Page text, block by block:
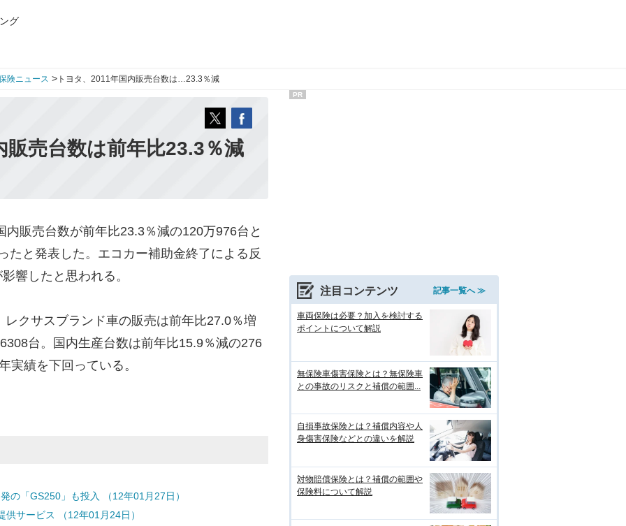
グ
険ニュース > トヨタ、2011年国内販売台数は…23.3％減
売台数は前年比23.3％減
販売台数が前年比23.3％減の120万976台と
たと発表した。エコカー補助金終了による反
響したと思われる。
クサスブランド車の販売は前年比27.0％増
台。国内生産台数は前年比15.9％減の276
実績を下回っている。
「GS250」も投入 （12年01月27日）
サービス （12年01月24日）
PR
注目コンテンツ 記事一覧へ ≫
車両保険は必要？加入を検討する
ポイントについて解説
無保険車傷害保険とは？無保険車
との事故のリスクと補償の範囲...
自損事故保険とは？補償内容や人
身傷害保険などとの違いを解説
対物賠償保険とは？補償の範囲や
保険料について解説